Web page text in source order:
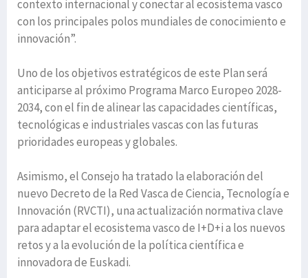
contexto internacional y conectar al ecosistema vasco
con los principales polos mundiales de conocimiento e
innovación”.
Uno de los objetivos estratégicos de este Plan será
anticiparse al próximo Programa Marco Europeo 2028-
2034, con el fin de alinear las capacidades científicas,
tecnológicas e industriales vascas con las futuras
prioridades europeas y globales.
Asimismo, el Consejo ha tratado la elaboración del
nuevo Decreto de la Red Vasca de Ciencia, Tecnología e
Innovación (RVCTI), una actualización normativa clave
para adaptar el ecosistema vasco de I+D+i a los nuevos
retos y a la evolución de la política científica e
innovadora de Euskadi.